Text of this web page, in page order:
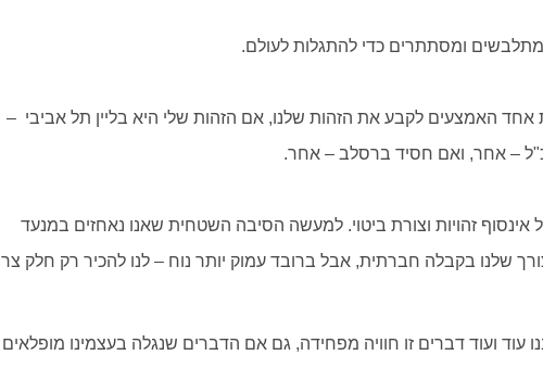
ומסתתרים כדי להתגלות לעולם.
אחד האמצעים לקבע את הזהות שלנו, אם הזהות שלי היא בליין תל אביבי –
– אחר, ואם חסיד ברסלב – אחר.
זהויות וצורת ביטוי. למעשה הסיבה השטחית שאנו נאחזים במנעד
שלנו בקבלה חברתית, אבל ברובד עמוק יותר נוח – לנו להכיר רק חלק צר
עוד ועוד דברים זו חוויה מפחידה, גם אם הדברים שנגלה בעצמינו מופלאים